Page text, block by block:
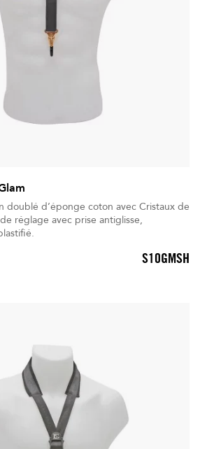
doublé d’éponge coton avec Cristaux de
réglage avec prise antiglisse,
S10GMSH